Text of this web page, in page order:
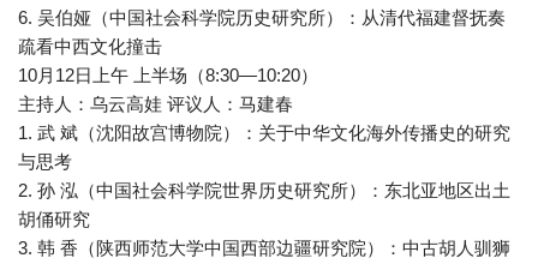
6. 吴伯娅（中国社会科学院历史研究所）：从清代福建督抚奏
疏看中西文化撞击
10月12日上午 上半场（8:30—10:20）
主持人：乌云高娃 评议人：马建春
1. 武 斌（沈阳故宫博物院）：关于中华文化海外传播史的研究
与思考
2. 孙 泓（中国社会科学院世界历史研究所）：东北亚地区出土
胡俑研究
3. 韩 香（陕西师范大学中国西部边疆研究院）：中古胡人驯狮